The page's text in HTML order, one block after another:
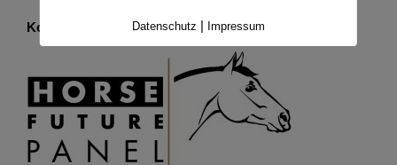
Kontakt Datenschutz | Impressum